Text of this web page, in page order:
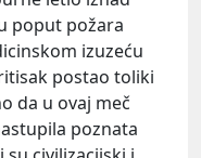
poput požara
izuzeću
postao toliki
da u ovaj meč
poznata